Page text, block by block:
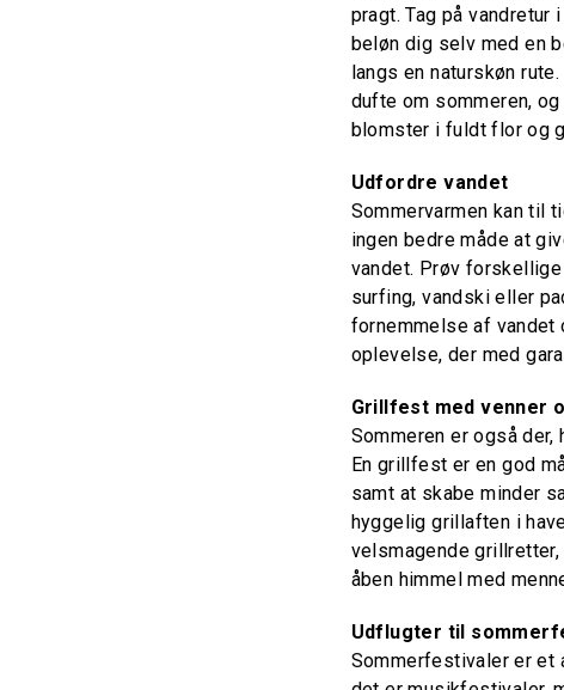
pragt. Tag på vandretur
beløn dig selv med en
langs en naturskøn
dufte om sommeren,
blomster i fuldt flor og
Udfordre vandet
Sommervarmen kan til
ingen bedre måde at
vandet. Prøv
surfing, vandski eller
fornemmelse af
oplevelse, der med
Grillfest med venner
Sommeren er også
En grillfest er en god
samt at skabe minder
hyggelig grillaften i
velsmagende
åben himmel med
Udflugter til
Sommerfestivaler er et